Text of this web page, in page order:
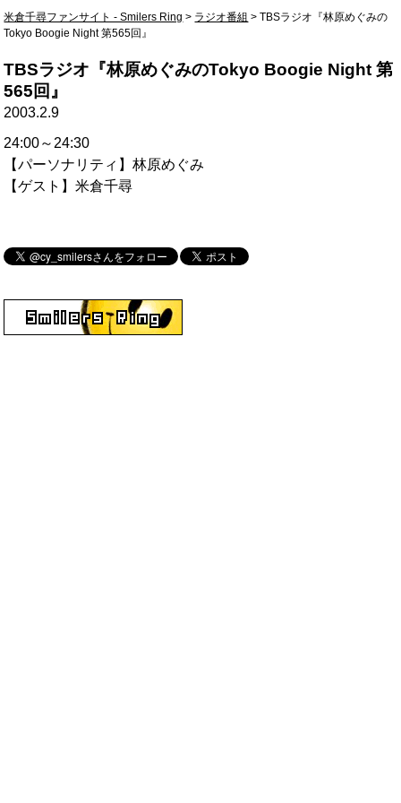
米倉千尋ファンサイト - Smilers Ring > ラジオ番組 >TBSラジオ『林原めぐみの
Tokyo Boogie Night 第565回』
TBSラジオ『林原めぐみのTokyo Boogie Night 第
565回』
2003.2.9
24:00～24:30
【パーソナリティ】林原めぐみ
【ゲスト】米倉千尋